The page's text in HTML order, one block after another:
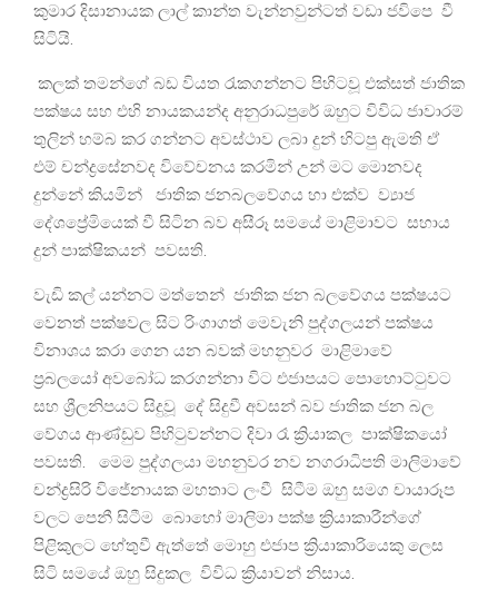
කුමාර දිසානායක ලාල් කාන්ත වැන්නවුන්ටත් වඩා ජවිපෙ වී
සිටියි.
කලක් තමන්ගේ බඩ වියත රැකගන්නට පිහිටවූ එක්සත් ජාතික
පක්ෂය සහ එහි නායකයන්ද අනුරාධපුරේ ඔහුට විවිධ ජාවාරම්
තුලින් හම්බ කර ගන්නට අවස්ථාව ලබා දුන් හිටපු ඇමති ඒ
එම් චන්ද්‍රසේනවද විවේචනය කරමින් උන් මට මොනවද
දුන්නේ කියමින් ජාතික ජනබලවේගය හා එක්ව ව්‍යාජ
දේශප්‍රේමියෙක් වී සිටින බව අසීරූ සමයේ මාළිමාවට සහාය
දුන් පාක්ෂිකයන් පවසති.
වැඩි කල් යන්නට මත්තෙන් ජාතික ජන බලවේගය පක්ෂයට
වෙනත් පක්ෂවල සිට රිංගාගත් මෙවැනි පුද්ගලයන් පක්ෂය
විනාශය කරා ගෙන යන බවක් මහනුවර මාළිමාවේ
ප්‍රබලයෝ අවබෝධ කරගන්නා විට එජාපයට පොහොට්ටුවට
සහ ශ්‍රීලනිපයට සිදුවූ දේ සිදුවී අවසන් බව ජාතික ජන බල
වේගය ආණ්ඩුව පිහිටුවන්නට දිවා රෑ ක්‍රියාකල පාක්ෂිකයෝ
පවසති. මෙම පුද්ගලයා මහනුවර නව නගරාධිපති මාලිමාවේ
චන්ද්‍රසිරි විජේනායක මහතාට ලංවී සිටීම ඔහු සමග චායාරූප
වලට පෙනී සිටීම බොහෝ මාලිමා පක්ෂ ක්‍රියාකාරීන්ගේ
පිළිකුලට හේතුවී ඇත්තේ මොහු එජාප ක්‍රියාකාරියෙකු ලෙස
සිටි සමයේ ඔහු සිදුකල විවිධ ක්‍රියාවන් නිසාය.